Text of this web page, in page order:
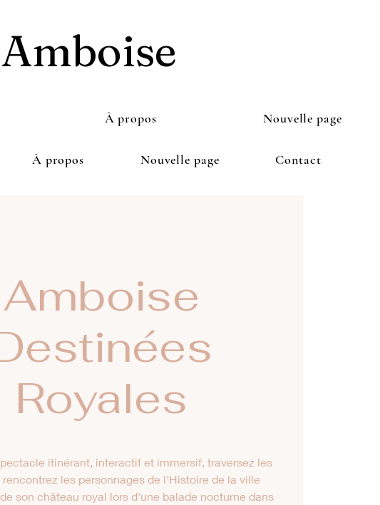
À propos Nouvelle page
À propos Nouvelle page Contact
Amboise
Royales
itinérant, interactif et immersif, traversez les
les personnages de l'Histoire de la ville
son château royal lors d'une balade nocturne dans